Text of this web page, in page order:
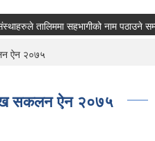
तालिममा सहभागीको नाम पठाउने
ऐन २०७५
सकलन ऐन २०७५